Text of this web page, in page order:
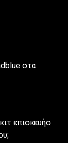
στα
επισκευήσ